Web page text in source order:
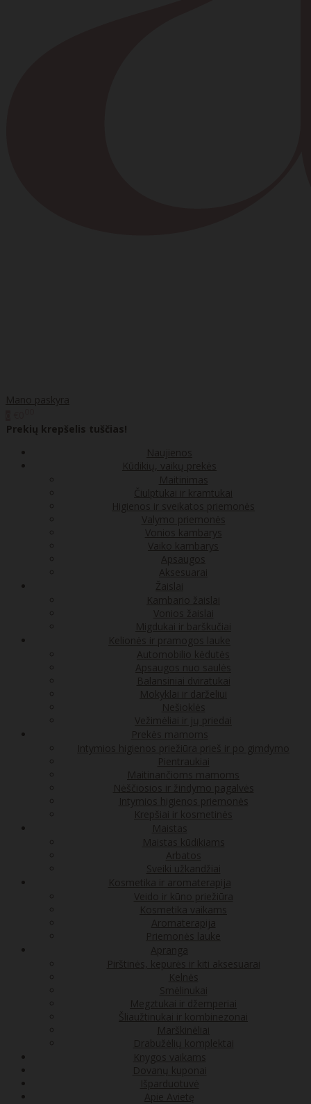
Mano paskyra
Prekių krepšelis tuščias!
Naujienos
Kūdikių, vaikų prekės
Maitinimas
Čiulptukai ir kramtukai
Higienos ir sveikatos priemonės
Valymo priemonės
Vonios kambarys
Vaiko kambarys
Apsaugos
Aksesuarai
Žaislai
Kambario žaislai
Vonios žaislai
Migdukai ir barškučiai
Kelionės ir pramogos lauke
Automobilio kėdutės
Apsaugos nuo saulės
Balansiniai dviratukai
Mokyklai ir darželiui
Nešioklės
Vežimėliai ir jų priedai
Prekės mamoms
Intymios higienos priežiūra prieš ir po gimdymo
Pientraukiai
Maitinančioms mamoms
Nėščiosios ir žindymo pagalvės
Intymios higienos priemonės
Krepšiai ir kosmetinės
Maistas
Maistas kūdikiams
Arbatos
Sveiki užkandžiai
Kosmetika ir aromaterapija
Veido ir kūno priežiūra
Kosmetika vaikams
Aromaterapija
Priemonės lauke
Apranga
Pirštinės, kepurės ir kiti aksesuarai
Kelnės
Smėlinukai
Megztukai ir džemperiai
Šliaužtinukai ir kombinezonai
Marškinėliai
Drabužėlių komplektai
Knygos vaikams
Dovanų kuponai
Išparduotuvė
Apie Avietę